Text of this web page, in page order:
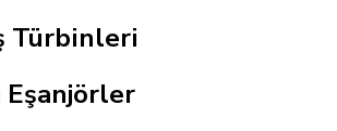
Türbinleri